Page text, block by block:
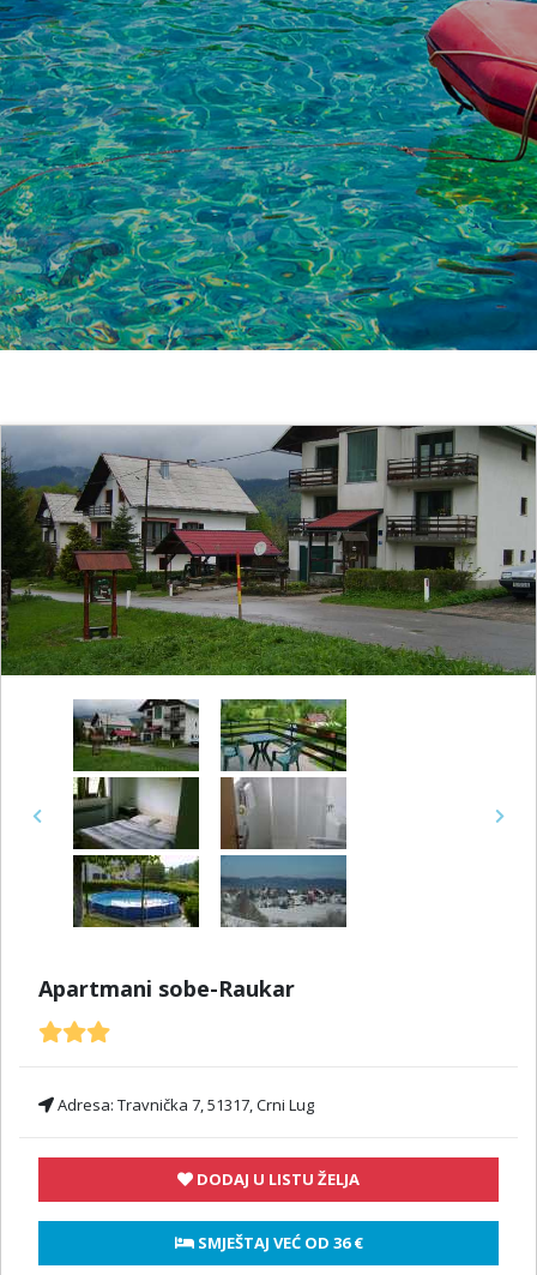
Previous Next
Apartmani sobe-Raukar
Adresa: Travnička 7, 51317, Crni Lug
DODAJ U LISTU ŽELJA
SMJEŠTAJ VEĆ OD 36 €